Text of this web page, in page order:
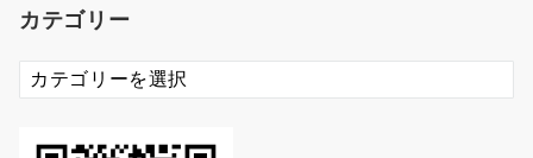
イ
カテゴリー
カ
テ